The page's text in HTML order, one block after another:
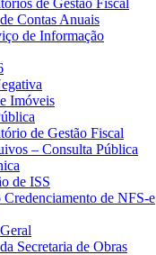
de Gestão Fiscal
Contas Anuais
de Informação
Imóveis
de Gestão Fiscal
– Consulta Pública
de ISS
Credenciamento de NFS-e
Secretaria de Obras